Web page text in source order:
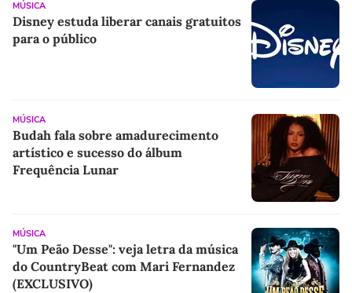
MÚSICA
Disney estuda liberar canais gratuitos
para o público
MÚSICA
Budah fala sobre amadurecimento
artístico e sucesso do álbum
Frequência Lunar
MÚSICA
"Um Peão Desse": veja letra da música
do CountryBeat com Mari Fernandez
(EXCLUSIVO)